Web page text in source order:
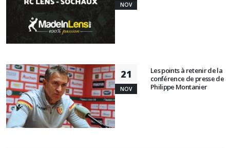
NOV
21
NOV
Les points à retenir de la
conférence de presse de
Philippe Montanier